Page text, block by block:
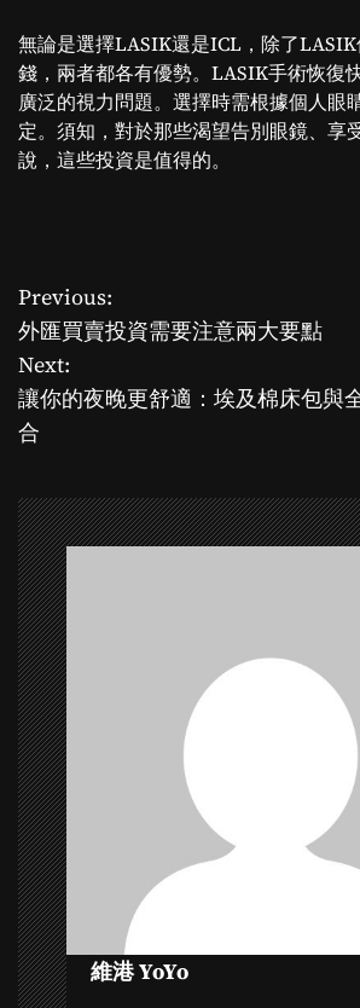
無論是選擇LASIK還是ICL，除了
錢，兩者都各有優勢。LASIK手術恢復
廣泛的視力問題。選擇時需根據個人眼
定。須知，對於那些渴望告別眼鏡、享
說，這些投資是值得的。
P
o
s
n
a
v
i
g
a
t
i
o
n
Previous:
外匯買賣投資需要注意兩大要點
Next:
讓你的夜晚更舒適：埃及棉床包與
合
維港 YoYo